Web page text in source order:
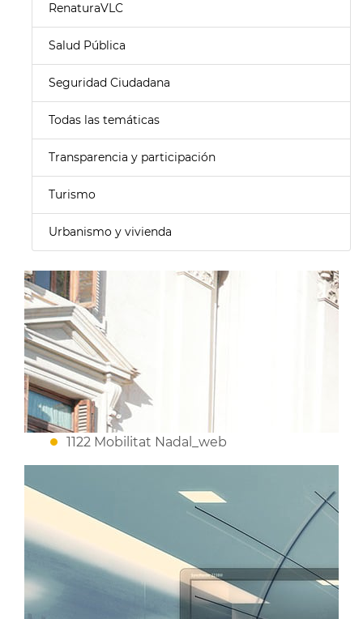
RenaturaVLC
Salud Pública
Seguridad Ciudadana
Todas las temáticas
Transparencia y participación
Turismo
Urbanismo y vivienda
1122 Mobilitat Nadal_web